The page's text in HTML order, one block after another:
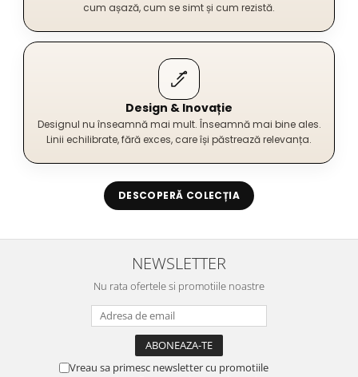
cum așază, cum se simt și cum rezistă.
Design & Inovație
Designul nu înseamnă mai mult. Înseamnă mai bine ales.
Linii echilibrate, fără exces, care își păstrează relevanța.
DESCOPERĂ COLECȚIA
NEWSLETTER
Nu rata ofertele si promotiile noastre
Vreau sa primesc newsletter cu promotiile